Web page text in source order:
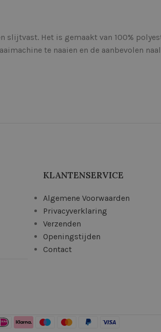
slijtvast. Het is gemaakt van 100%
te naaien en de aanbevolen
KLANTENSERVICE
Algemene Voorwaarden
Privacyverklaring
Verzenden
Openingstijden
Contact